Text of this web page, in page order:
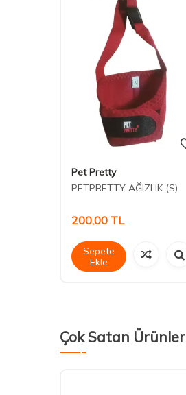
Pet Pretty
PETPRETTY AĞIZLIK (S)
200,00 TL
Sepete
Ekle
Çok Satan Ürünler